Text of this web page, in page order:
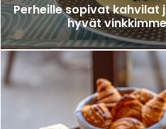
Perheille sopivat kahvilat
hyvät